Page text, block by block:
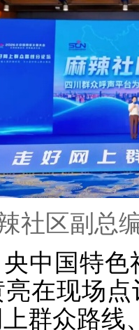
辣社区副总
中国特
在现场
群众路线